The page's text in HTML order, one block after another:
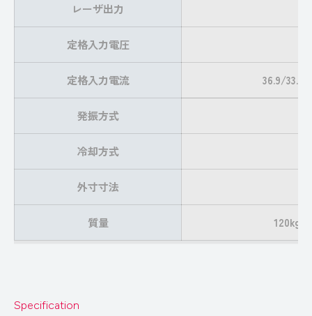
レーザ出力
定格入力電圧
定格入力電流 36.9/33.5A
発振方式
冷却方式
外寸寸法
質量 120kg
Specification